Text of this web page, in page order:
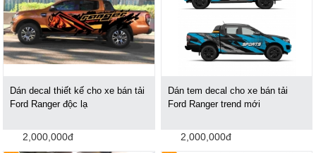
Dán decal thiết kế cho xe bán tải
Ford Ranger độc lạ
2,000,000đ
Dán tem decal cho xe bán tải
Ford Ranger trend mới
2,000,000đ